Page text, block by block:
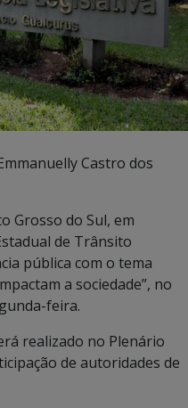
Castro dos
Grosso do Sul, em
de Trânsito
pública com o tema
a sociedade”, no
feira.
realizado no Plenário
de autoridades de